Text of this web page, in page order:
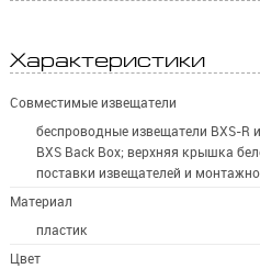
Характеристики
Совместимые извещатели
беспроводные извещатели BXS-R
BXS Back Box; верхняя крышка
поставки извещателей и
Материал
пластик
Цвет